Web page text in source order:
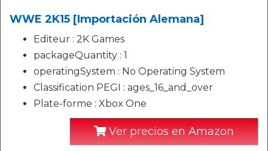
WWE 2K15 [Importación Alemana]
Editeur : 2K Games
packageQuantity : 1
operatingSystem : No Operating System
Classification PEGI : ages_16_and_over
Plate-forme : Xbox One
Ver precios en Amazon